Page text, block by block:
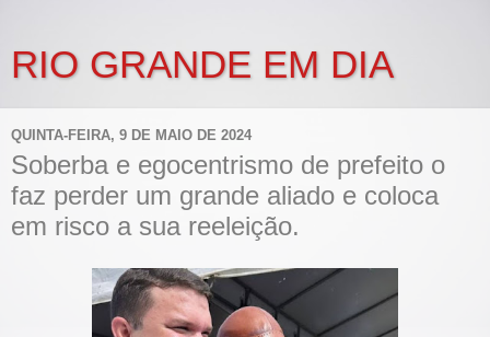
RIO GRANDE EM DIA
QUINTA-FEIRA, 9 DE MAIO DE 2024
Soberba e egocentrismo de prefeito o
faz perder um grande aliado e coloca
em risco a sua reeleição.